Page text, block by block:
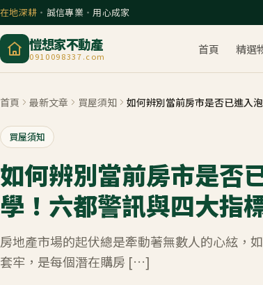
在地深耕 ・ 誠信專業・用心成家
愷想家不動產
0910098337.com
首頁 精選
首頁 最新文章 買屋須知 如何辨別當前房市是否已進入
買屋須知
如何辨別當前房市是否
學！六都警訊與四大指
房地產市場的起伏總是牽動著無數人的心絃，
套牢，是每個潛在購房 […]